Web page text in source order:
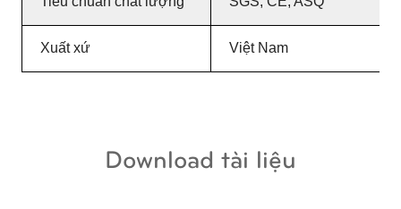
Xuất xứ Việt Nam
Download tài liệu